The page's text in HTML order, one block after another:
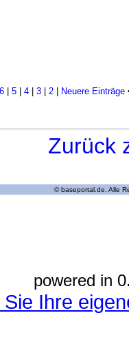
6 5 4 3 2 Neuere Einträge
Zurück
© baseportal.de. Alle
powered in
Sie Ihre